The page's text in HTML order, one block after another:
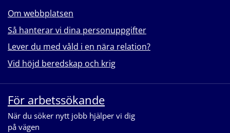
Om webbplatsen
Så hanterar vi dina personuppgifter
Lever du med våld i en nära relation?
Vid höjd beredskap och krig
För arbetssökande
När du söker nytt jobb hjälper vi dig
på vägen